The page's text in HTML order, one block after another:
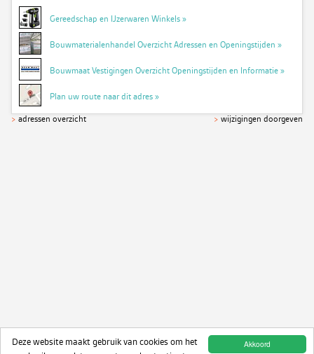
Akkoord
Deze website maakt gebruik van cookies om het
Gereedschap en IJzerwaren Winkels »
Bouwmaterialenhandel Overzicht Adressen en Openingstijden »
Bouwmaat Vestigingen Overzicht Openingstijden en Informatie »
Plan uw route naar dit adres »
> wijzigingen doorgeven
> adressen overzicht